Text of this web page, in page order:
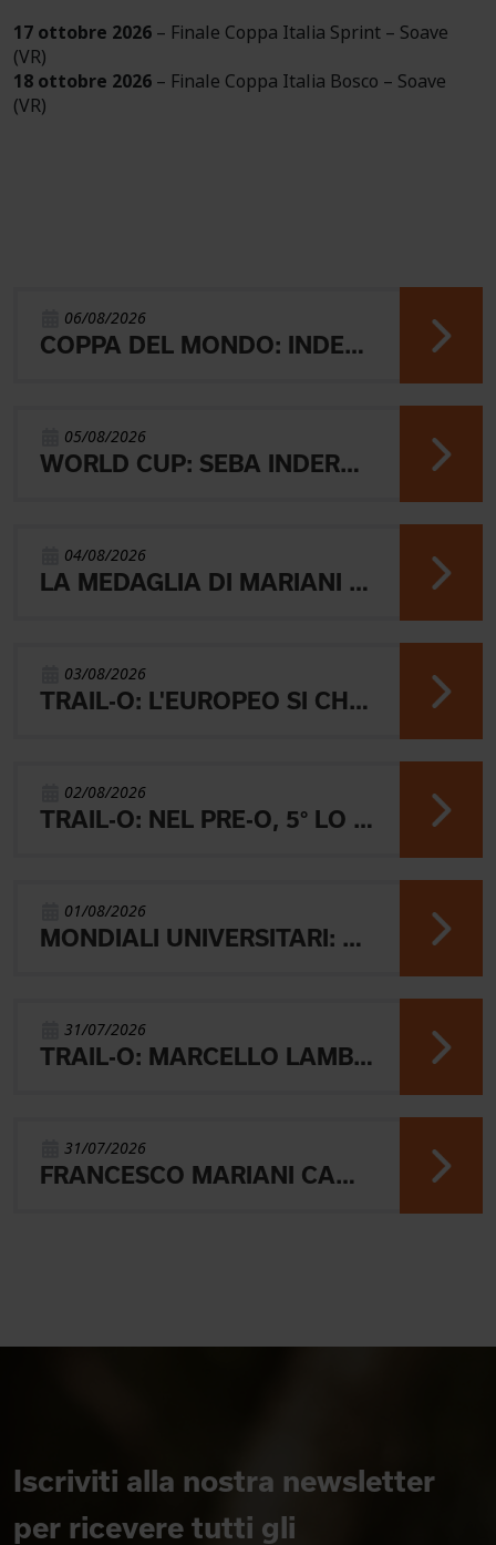
06/08/2026
COPPA DEL MONDO: INDERST 45° VINCONO AEBERSOLD E SVENSK
05/08/2026
WORLD CUP: SEBA INDERST ACCEDE ALLA FINALE A
04/08/2026
LA MEDAGLIA DI MARIANI E QUEL RICORDO CHE NON SVANISCE.
03/08/2026
TRAIL-O: L'EUROPEO SI CHIUDE CON L'ARGENTO JUNIOR, IL 4° PARALIMPICO E 5° OPEN
02/08/2026
TRAIL-O: NEL PRE-O, 5° LO JUNIOR LAMBERTINI E AARON GAIO 8°. NEI PARALIMPICI 20° GALVAN
01/08/2026
MONDIALI UNIVERSITARI: MARIANI CHIUDE 4° NELLA MIDDLE
31/07/2026
TRAIL-O: MARCELLO LAMBERTINI E' ARGENTO EUROPEO IN POLONIA
31/07/2026
FRANCESCO MARIANI CAMPIONE DEL MONDO UNIVERSITARIO NELLA SPRINT DI ORIENTEERING
17 ottobre 2026 – Finale Coppa Italia Sprint – Soave
(VR)
18 ottobre 2026 – Finale Coppa Italia Bosco – Soave
(VR)
Iscriviti alla nostra newsletter
per ricevere tutti gli